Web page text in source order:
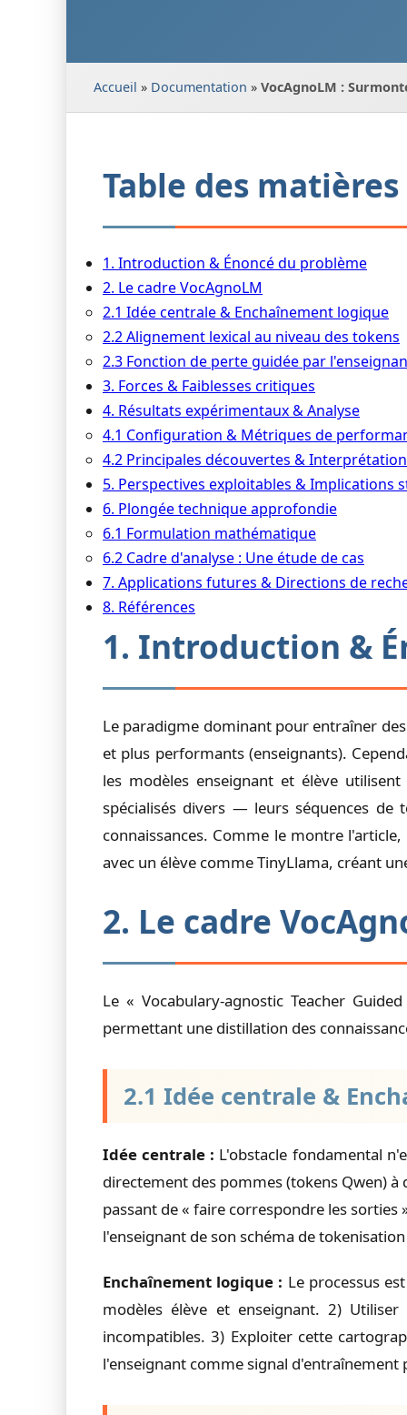
Accueil » Documentation » VocAgnoLM :
Table des matières
1. Introduction & Énoncé du problème
2. Le cadre VocAgnoLM
2.1 Idée centrale & Enchaînement logique
2.2 Alignement lexical au niveau des tokens
2.3 Fonction de perte guidée par
3. Forces & Faiblesses critiques
4. Résultats expérimentaux & Analyse
4.1 Configuration & Métriques de
4.2 Principales découvertes &
5. Perspectives exploitables & Implications
6. Plongée technique approfondie
6.1 Formulation mathématique
6.2 Cadre d'analyse : Une étude de cas
7. Applications futures & Directions de
8. Références
1. Introduction &
Le paradigme dominant pour entraîner
et plus performants (enseignants).
les modèles enseignant et élève
spécialisés divers — leurs séquences
connaissances. Comme le montre
avec un élève comme TinyLlama, créant
2. Le cadre
Le « Vocabulary-agnostic Teacher
permettant une distillation des
2.1 Idée centrale &
Idée centrale : L'obstacle fondamental
directement des pommes (tokens Qwen)
passant de « faire correspondre les sorties
l'enseignant de son schéma de
Enchaînement logique : Le processus
modèles élève et enseignant. 2) Utiliser
incompatibles. 3) Exploiter cette
l'enseignant comme signal